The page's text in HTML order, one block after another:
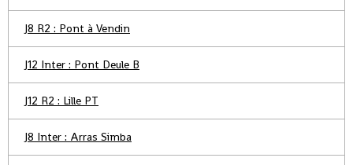
J8 R2 : Pont à Vendin
J12 Inter : Pont Deule B
J12 R2 : Lille PT
J8 Inter : Arras Simba